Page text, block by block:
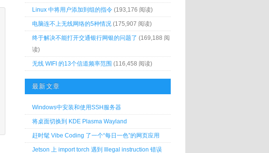
Linux 中将用户添加到组的指令 (193,176 阅读)
电脑连不上无线网络的5种情况 (175,907 阅读)
终于解决不能打开交通银行网银的问题了 (169,188 阅
读)
无线 WIFI 的13个信道频率范围 (116,458 阅读)
最新文章
Windows中安装和使用SSH服务器
将桌面切换到 KDE Plasma Wayland
赶时髦 Vibe Coding 了一个“每日一色”的网页应用
Jetson 上 import torch 遇到 Illegal instruction 错误